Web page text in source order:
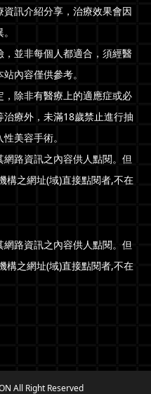
資訊介紹分享，治療效果會因
，並非每個人都適合，須經醫
內容僅供參考。
，除非有醫療上的適應症或必
療外，未滿18歲禁止進行抽
美容手術。
網路資訊之內容供人點閱。但
構之網址(域)直接點閱者,不在
網路資訊之內容供人點閱。但
構之網址(域)直接點閱者,不在
All Right Reserved